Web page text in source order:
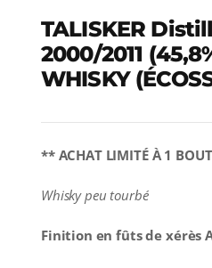
TALISKER
2000/2011
WHISKY
** ACHAT LIMITÉ À1
Whisky peu tourbé
Finition en fûts de xérès